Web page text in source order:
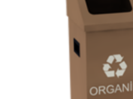
Endüstriyel Zemin Yıkama
Halı Kurutma Makineleri
Halı Yıkama Makinesi